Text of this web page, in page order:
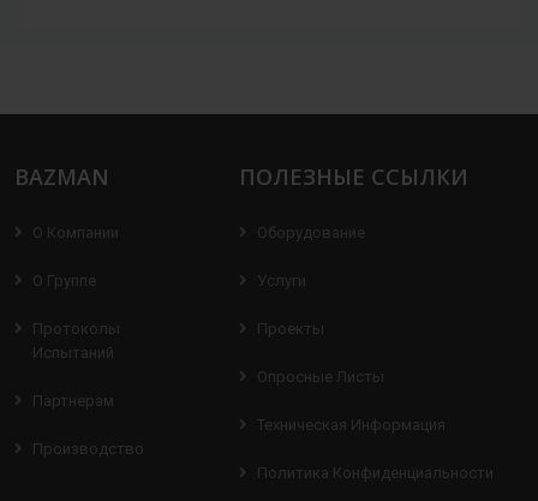
BAZMAN
О Компании
О Группе
Протоколы
Испытаний
Партнерам
Производство
ПОЛЕЗНЫЕ ССЫЛКИ
Оборудование
Услуги
Проекты
Опросные Листы
Техническая Информация
Политика Конфиденциальности